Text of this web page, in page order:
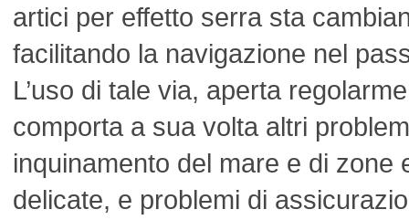
artici per effetto serra sta
facilitando la navigazione nel
L’uso di tale via, aperta
comporta a sua volta altri
inquinamento del mare e di zone
delicate, e problemi di